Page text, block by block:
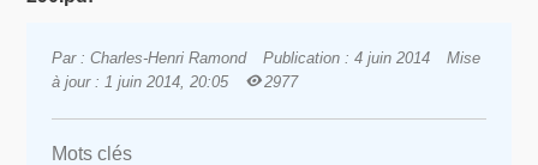
Par : Charles-Henri Ramond Publication : 4 juin 2014
Mise
à jour : 1 juin 2014, 20:05
2977
Mots clés